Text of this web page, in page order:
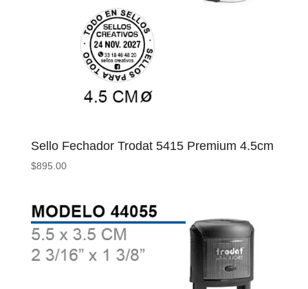
Sello Fechador Trodat 5415 Premium 4.5cm
$895.00